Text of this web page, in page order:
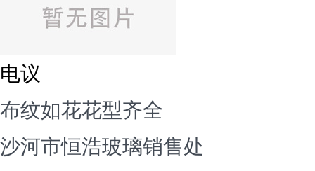
电议
布纹如花花型齐全
沙河市恒浩玻璃销售处